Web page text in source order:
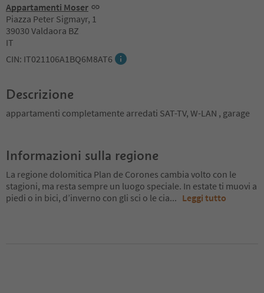
Appartamenti Moser
Piazza Peter Sigmayr, 1
39030 Valdaora BZ
IT
CIN: IT021106A1BQ6M8AT6
Descrizione
appartamenti completamente arredati SAT-TV, W-LAN , garage
Informazioni sulla regione
La regione dolomitica Plan de Corones cambia volto con le
stagioni, ma resta sempre un luogo speciale. In estate ti muovi a
piedi o in bici, d’inverno con gli sci o le cia... Leggi tutto